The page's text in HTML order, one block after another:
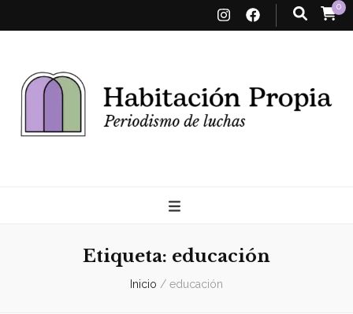
0
Propia
Etiqueta: educación
Inicio / educación